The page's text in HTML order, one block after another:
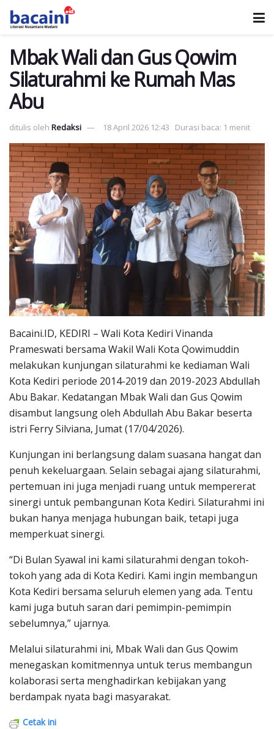
Mbak Wali dan Gus Qowim
Silaturahmi ke Rumah Mas
Abu
ditulis oleh Redaksi 18 April 2026 12:43 Durasi baca: 1 menit
Bacaini.ID, KEDIRI – Wali Kota Kediri Vinanda
Prameswati bersama Wakil Wali Kota Qowimuddin
melakukan kunjungan silaturahmi ke kediaman Wali
Kota Kediri periode 2014-2019 dan 2019-2023 Abdullah
Abu Bakar. Kedatangan Mbak Wali dan Gus Qowim
disambut langsung oleh Abdullah Abu Bakar beserta
istri Ferry Silviana, Jumat (17/04/2026).
Kunjungan ini berlangsung dalam suasana hangat dan
penuh kekeluargaan. Selain sebagai ajang silaturahmi,
pertemuan ini juga menjadi ruang untuk mempererat
sinergi untuk pembangunan Kota Kediri. Silaturahmi ini
bukan hanya menjaga hubungan baik, tetapi juga
memperkuat sinergi.
“Di Bulan Syawal ini kami silaturahmi dengan tokoh-
tokoh yang ada di Kota Kediri. Kami ingin membangun
Kota Kediri bersama seluruh elemen yang ada. Tentu
kami juga butuh saran dari pemimpin-pemimpin
sebelumnya,” ujarnya.
Melalui silaturahmi ini, Mbak Wali dan Gus Qowim
menegaskan komitmennya untuk terus membangun
kolaborasi serta menghadirkan kebijakan yang
berdampak nyata bagi masyarakat.
Cetak ini